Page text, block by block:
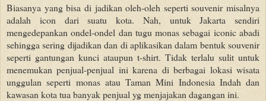
Biasanya yang bisa di jadikan oleh-oleh seperti souvenir misalnya
adalah icon dari suatu kota. Nah, untuk Jakarta sendiri
mengedepankan ondel-ondel dan tugu monas sebagai iconic abadi
sehingga sering dijadikan dan di aplikasikan dalam bentuk souvenir
seperti gantungan kunci ataupun t-shirt. Tidak terlalu sulit untuk
menemukan penjual-penjual ini karena di berbagai lokasi wisata
unggulan seperti monas atau Taman Mini Indonesia Indah dan
kawasan kota tua banyak penjual yg menjajakan dagangan ini.